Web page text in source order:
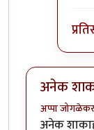
अनेक
अप्पा जोगळेकर
अनेक